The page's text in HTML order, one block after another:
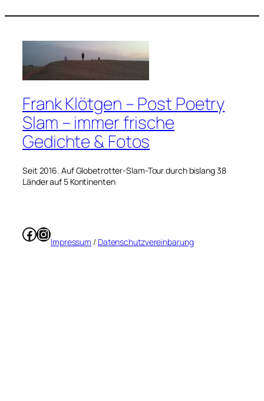
Frank Klötgen – Post Poetry
Slam – immer frische
Gedichte & Fotos
Seit 2016. Auf Globetrotter-Slam-Tour durch bislang 38
Länder auf 5 Kontinenten
Facebook
Instagram
Impressum / Datenschutzvereinbarung